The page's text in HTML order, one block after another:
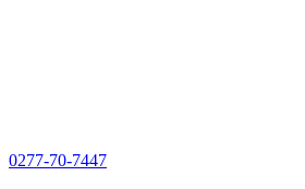
0277-70-7447